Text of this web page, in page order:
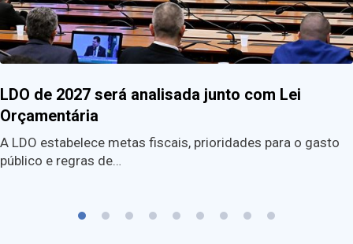
LDO de 2027 será analisada junto com Lei
Orçamentária
A LDO estabelece metas fiscais, prioridades para o gasto
público e regras de…